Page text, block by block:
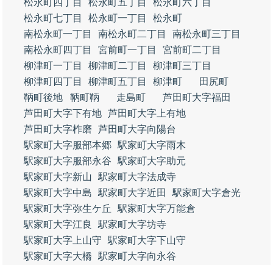
松永町四丁目
松永町五丁目
松永町六丁目
松永町七丁目
松永町一丁目
松永町
南松永町一丁目
南松永町二丁目
南松永町三丁目
南松永町四丁目
宮前町一丁目
宮前町二丁目
柳津町一丁目
柳津町二丁目
柳津町三丁目
柳津町四丁目
柳津町五丁目 柳津町
田尻町
鞆町後地
鞆町鞆 走島町
芦田町大字福田
芦田町大字下有地 芦田町大字上有地
芦田町大字柞磨
芦田町大字向陽台
駅家町大字服部本郷 駅家町大字雨木
駅家町大字服部永谷
駅家町大字助元
駅家町大字新山
駅家町大字法成寺
駅家町大字中島
駅家町大字近田
駅家町大字倉光
駅家町大字弥生ケ丘
駅家町大字万能倉
駅家町大字江良
駅家町大字坊寺
駅家町大字上山守
駅家町大字下山守
駅家町大字大橋
駅家町大字向永谷